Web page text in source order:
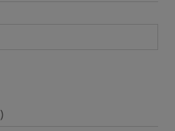
kosztów płatności